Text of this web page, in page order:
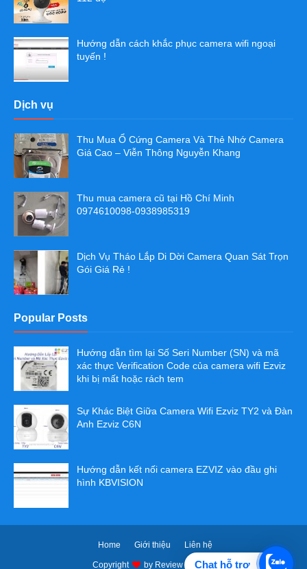
Chat hỗ trợ
Hướng dẫn cách khắc phục camera wifi ngoại
tuyến !
Dịch vụ
Thu Mua Ổ Cứng Camera Và Thẻ Nhớ Camera
Giá Cao – Viễn Thông Nguyễn Khang
Thu mua camera cũ tại Hồ Chí Minh
0974610098-0938985319
Dịch Vụ Tháo Lắp Di Dời Camera Quan Sát Trọn
Gói Giá Rẻ !
Popular Posts
Hướng dẫn tìm lại Số Seri Number (SN) và mã
xác thực Verification Code của camera wifi Ezviz
khi bị mất hoặc rách tem
Sự Khác Biệt Giữa Camera Wifi Ezviz TY2 và Đàn
Anh Ezviz C6N
Hướng dẫn kết nối camera EZVIZ vào đầu ghi
hình KBVISION
Home Giới thiệu Liên hệ
Copyright by Review Camera